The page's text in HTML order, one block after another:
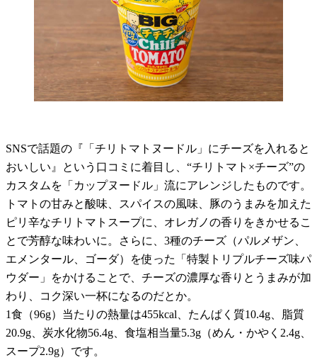
SNSで話題の『「チリトマトヌードル」にチーズを入れると
おいしい』という口コミに着目し、“チリトマト×チーズ”の
カスタムを「カップヌードル」流にアレンジしたものです。
トマトの甘みと酸味、スパイスの風味、豚のうまみを加えた
ピリ辛なチリトマトスープに、オレガノの香りをきかせるこ
とで芳醇な味わいに。さらに、3種のチーズ（パルメザン、
エメンタール、ゴーダ）を使った「特製トリプルチーズ味パ
ウダー」をかけることで、チーズの濃厚な香りとうまみが加
わり、コク深い一杯になるのだとか。
1食（96g）当たりの熱量は455kcal、たんぱく質10.4g、脂質
20.9g、炭水化物56.4g、食塩相当量5.3g（めん・かやく2.4g、
スープ2.9g）です。